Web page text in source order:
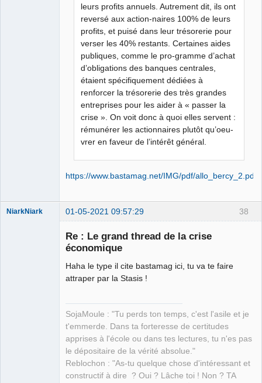
leurs profits annuels. Autrement dit, ils ont
reversé aux action-naires 100% de leurs
profits, et puisé dans leur trésorerie pour
verser les 40% restants. Certaines aides
publiques, comme le pro-gramme d’achat
d’obligations des banques centrales,
étaient spécifiquement dédiées à
renforcer la trésorerie des très grandes
entreprises pour les aider à « passer la
crise ». On voit donc à quoi elles servent :
rémunérer les actionnaires plutôt qu’oeu-
vrer en faveur de l’intérêt général.
https://www.bastamag.net/IMG/pdf/allo_bercy_2.pdf
38
NiarkNiark 01-05-2021 09:57:29
Re : Le grand thread de la crise
économique
Haha le type il cite bastamag ici, tu va te faire
attraper par la Stasis !
SojaMoule : "Tu perds ton temps, c'est l'asile et je
t'emmerde. Dans ta forteresse de certitudes
apprises à l'école ou dans tes lectures, tu n'es pas
le dépositaire de la vérité absolue."
Reblochon : "As-tu quelque chose d'intéressant et
constructif à dire ? Oui ? Lâche toi ! Non ? TA